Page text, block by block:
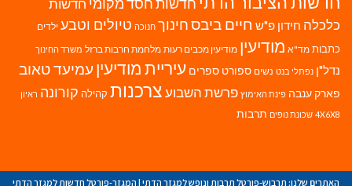
חדשות
כלכלה חידון פ"ש חיים ביבסחינוך חנוכה טיולים וטבע ילדים
כתבות מד"א מודיעין מודיעין מכבים רעות מלחמת חרבות ברזל משרד החינוך
נדל"ן נפתלי בנט נשים ספורט ספרים עיריית מודיעין עמיעד טאוב
פארק ענבה פינת האימוץ פרשת השבועצרכנות קהילה קורונה ראיון
4X6X8 שכונת נופים תרבות
האתרים שלנו: תרבוש-פורטל תרבות ונופש למגזר הדתי | המגזר-פורטל חדשות למגזר הדתי